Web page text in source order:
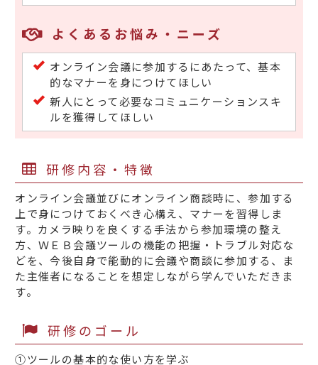
よくあるお悩み・ニーズ
オンライン会議に参加するにあたって、基本
的なマナーを身につけてほしい
新人にとって必要なコミュニケーションスキ
ルを獲得してほしい
研修内容・特徴
オンライン会議並びにオンライン商談時に、参加する
上で身につけておくべき心構え、マナーを習得しま
す。カメラ映りを良くする手法から参加環境の整え
方、ＷＥＢ会議ツールの機能の把握・トラブル対応な
どを、今後自身で能動的に会議や商談に参加する、ま
た主催者になることを想定しながら学んでいただきま
す。
研修のゴール
①ツールの基本的な使い方を学ぶ